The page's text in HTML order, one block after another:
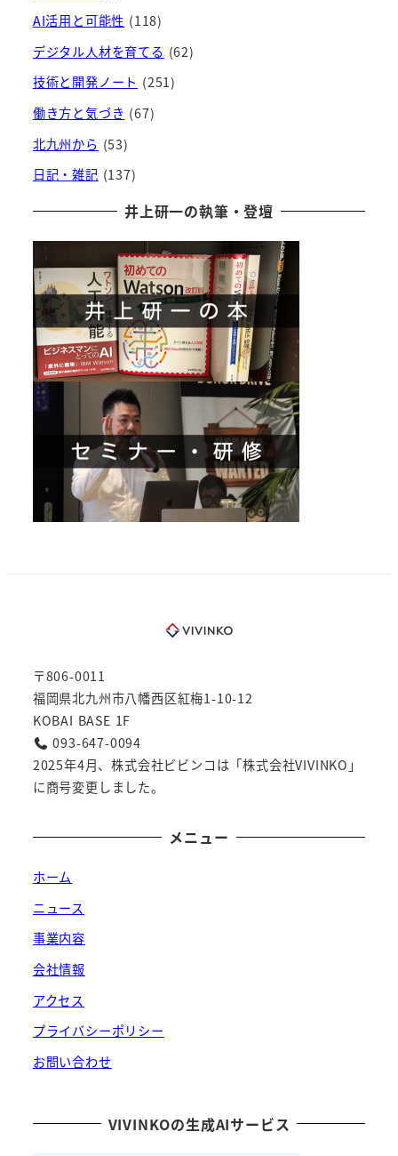
AI活用と可能性 (118)
デジタル人材を育てる (62)
技術と開発ノート (251)
働き方と気づき (67)
北九州から (53)
日記・雑記 (137)
井上研一の執筆・登壇
〒806-0011
福岡県北九州市八幡西区紅梅1-10-12
KOBAI BASE 1F
093-647-0094
2025年4月、株式会社ビビンコは「株式会社VIVINKO」
に商号変更しました。
メニュー
ホーム
ニュース
事業内容
会社情報
アクセス
プライバシーポリシー
お問い合わせ
VIVINKOの生成AIサービス